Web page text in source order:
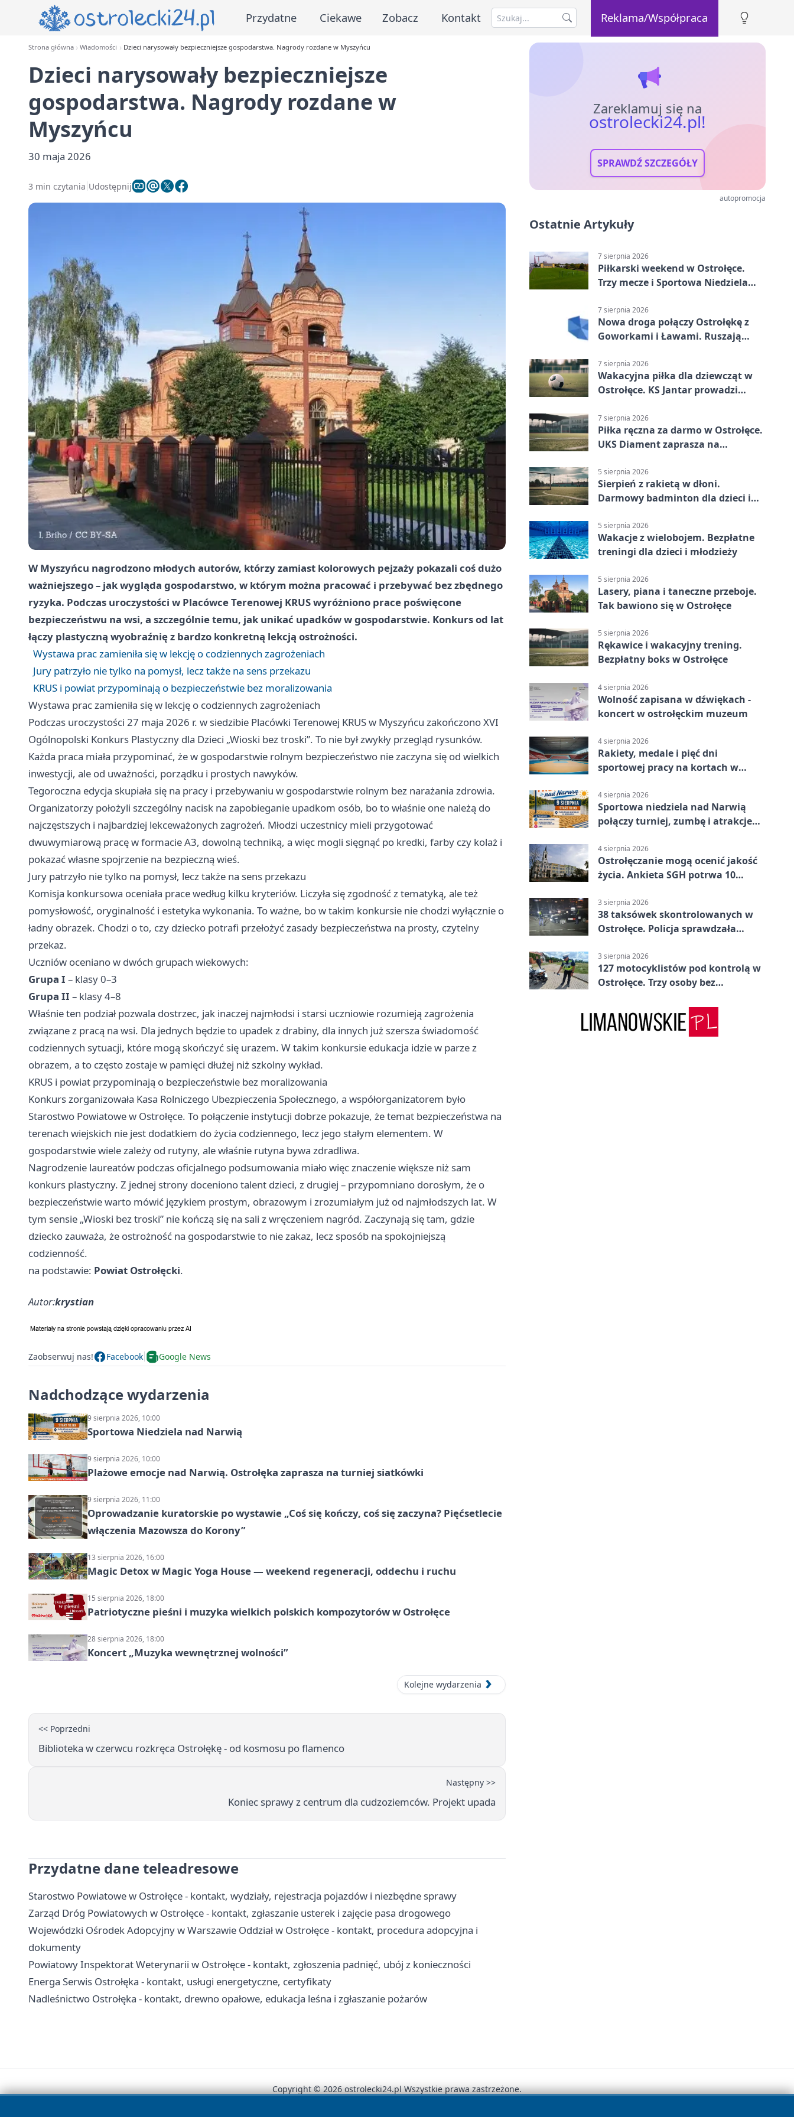
Przydatne Ciekawe Zobacz Kontakt Reklama/Współpraca
Strona główna Wiadomości Dzieci narysowały bezpieczniejsze gospodarstwa. Nagrody rozdane w Myszyńcu
Dzieci narysowały bezpieczniejsze
gospodarstwa. Nagrody rozdane w
Myszyńcu
30 maja 2026
3 min czytania Udostępnij
W Myszyńcu nagrodzono młodych autorów, którzy zamiast kolorowych pejzaży pokazali coś dużo
ważniejszego – jak wygląda gospodarstwo, w którym można pracować i przebywać bez zbędnego
ryzyka. Podczas uroczystości w Placówce Terenowej KRUS wyróżniono prace poświęcone
bezpieczeństwu na wsi, a szczególnie temu, jak unikać upadków w gospodarstwie. Konkurs od lat
łączy plastyczną wyobraźnię z bardzo konkretną lekcją ostrożności.
Wystawa prac zamieniła się w lekcję o codziennych zagrożeniach
Jury patrzyło nie tylko na pomysł, lecz także na sens przekazu
KRUS i powiat przypominają o bezpieczeństwie bez moralizowania
Wystawa prac zamieniła się w lekcję o codziennych zagrożeniach
Podczas uroczystości 27 maja 2026 r. w siedzibie Placówki Terenowej KRUS w Myszyńcu zakończono XVI
Ogólnopolski Konkurs Plastyczny dla Dzieci „Wioski bez troski”. To nie był zwykły przegląd rysunków.
Każda praca miała przypominać, że w gospodarstwie rolnym bezpieczeństwo nie zaczyna się od wielkich
inwestycji, ale od uważności, porządku i prostych nawyków.
Tegoroczna edycja skupiała się na pracy i przebywaniu w gospodarstwie rolnym bez narażania zdrowia.
Organizatorzy położyli szczególny nacisk na zapobieganie upadkom osób, bo to właśnie one należą do
najczęstszych i najbardziej lekceważonych zagrożeń. Młodzi uczestnicy mieli przygotować
dwuwymiarową pracę w formacie A3, dowolną techniką, a więc mogli sięgnąć po kredki, farby czy kolaż i
pokazać własne spojrzenie na bezpieczną wieś.
Jury patrzyło nie tylko na pomysł, lecz także na sens przekazu
Komisja konkursowa oceniała prace według kilku kryteriów. Liczyła się zgodność z tematyką, ale też
pomysłowość, oryginalność i estetyka wykonania. To ważne, bo w takim konkursie nie chodzi wyłącznie o
ładny obrazek. Chodzi o to, czy dziecko potrafi przełożyć zasady bezpieczeństwa na prosty, czytelny
przekaz.
Uczniów oceniano w dwóch grupach wiekowych:
Grupa I – klasy 0–3
Grupa II – klasy 4–8
Właśnie ten podział pozwala dostrzec, jak inaczej najmłodsi i starsi uczniowie rozumieją zagrożenia
związane z pracą na wsi. Dla jednych będzie to upadek z drabiny, dla innych już szersza świadomość
codziennych sytuacji, które mogą skończyć się urazem. W takim konkursie edukacja idzie w parze z
obrazem, a to często zostaje w pamięci dłużej niż szkolny wykład.
KRUS i powiat przypominają o bezpieczeństwie bez moralizowania
Konkurs zorganizowała Kasa Rolniczego Ubezpieczenia Społecznego, a współorganizatorem było
Starostwo Powiatowe w Ostrołęce. To połączenie instytucji dobrze pokazuje, że temat bezpieczeństwa na
terenach wiejskich nie jest dodatkiem do życia codziennego, lecz jego stałym elementem. W
gospodarstwie wiele zależy od rutyny, ale właśnie rutyna bywa zdradliwa.
Nagrodzenie laureatów podczas oficjalnego podsumowania miało więc znaczenie większe niż sam
konkurs plastyczny. Z jednej strony doceniono talent dzieci, z drugiej – przypomniano dorosłym, że o
bezpieczeństwie warto mówić językiem prostym, obrazowym i zrozumiałym już od najmłodszych lat. W
tym sensie „Wioski bez troski” nie kończą się na sali z wręczeniem nagród. Zaczynają się tam, gdzie
dziecko zauważa, że ostrożność na gospodarstwie to nie zakaz, lecz sposób na spokojniejszą
codzienność.
na podstawie: Powiat Ostrołęcki.
Autor:krystian
Zaobserwuj nas! Facebook Google News
Nadchodzące wydarzenia
9 sierpnia 2026, 10:00
Sportowa Niedziela nad Narwią
9 sierpnia 2026, 10:00
Plażowe emocje nad Narwią. Ostrołęka zaprasza na turniej siatkówki
9 sierpnia 2026, 11:00
Oprowadzanie kuratorskie po wystawie „Coś się kończy, coś się zaczyna? Pięćsetlecie
włączenia Mazowsza do Korony”
13 sierpnia 2026, 16:00
Magic Detox w Magic Yoga House — weekend regeneracji, oddechu i ruchu
15 sierpnia 2026, 18:00
Patriotyczne pieśni i muzyka wielkich polskich kompozytorów w Ostrołęce
28 sierpnia 2026, 18:00
Koncert „Muzyka wewnętrznej wolności”
Kolejne wydarzenia
<< Poprzedni
Biblioteka w czerwcu rozkręca Ostrołękę - od kosmosu po flamenco
Następny >>
Koniec sprawy z centrum dla cudzoziemców. Projekt upada
Przydatne dane teleadresowe
Starostwo Powiatowe w Ostrołęce - kontakt, wydziały, rejestracja pojazdów i niezbędne sprawy
Zarząd Dróg Powiatowych w Ostrołęce - kontakt, zgłaszanie usterek i zajęcie pasa drogowego
Wojewódzki Ośrodek Adopcyjny w Warszawie Oddział w Ostrołęce - kontakt, procedura adopcyjna i
dokumenty
Powiatowy Inspektorat Weterynarii w Ostrołęce - kontakt, zgłoszenia padnięć, ubój z konieczności
Energa Serwis Ostrołęka - kontakt, usługi energetyczne, certyfikaty
Nadleśnictwo Ostrołęka - kontakt, drewno opałowe, edukacja leśna i zgłaszanie pożarów
Zareklamuj się na
ostrolecki24.pl!
SPRAWDŹ SZCZEGÓŁY
autopromocja
Ostatnie Artykuły
7 sierpnia 2026
Piłkarski weekend w Ostrołęce.
Trzy mecze i Sportowa Niedziela
7 sierpnia 2026
Nowa droga połączy Ostrołękę z
Goworkami i Ławami. Ruszają
7 sierpnia 2026
Wakacyjna piłka dla dziewcząt w
Ostrołęce. KS Jantar prowadzi
7 sierpnia 2026
Piłka ręczna za darmo w Ostrołęce.
UKS Diament zaprasza na
5 sierpnia 2026
Sierpień z rakietą w dłoni.
Darmowy badminton dla dzieci i
5 sierpnia 2026
Wakacje z wielobojem. Bezpłatne
treningi dla dzieci i młodzieży
5 sierpnia 2026
Lasery, piana i taneczne przeboje.
Tak bawiono się w Ostrołęce
5 sierpnia 2026
Rękawice i wakacyjny trening.
Bezpłatny boks w Ostrołęce
4 sierpnia 2026
Wolność zapisana w dźwiękach -
koncert w ostrołęckim muzeum
4 sierpnia 2026
Rakiety, medale i pięć dni
sportowej pracy na kortach w
4 sierpnia 2026
Sportowa niedziela nad Narwią
połączy turniej, zumbę i atrakcje
4 sierpnia 2026
Ostrołęczanie mogą ocenić jakość
życia. Ankieta SGH potrwa 10
3 sierpnia 2026
38 taksówek skontrolowanych w
Ostrołęce. Policja sprawdzała
3 sierpnia 2026
127 motocyklistów pod kontrolą w
Ostrołęce. Trzy osoby bez
Copyright © 2026 ostrolecki24.pl Wszystkie prawa zastrzeżone.